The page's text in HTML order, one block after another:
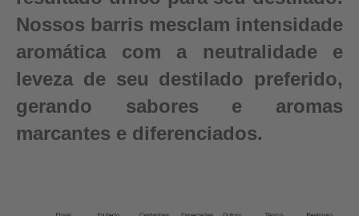
Nossos barris mesclam intensidade
aromática com a neutralidade e
leveza de seu destilado preferido,
gerando sabores e aromas
marcantes e diferenciados.